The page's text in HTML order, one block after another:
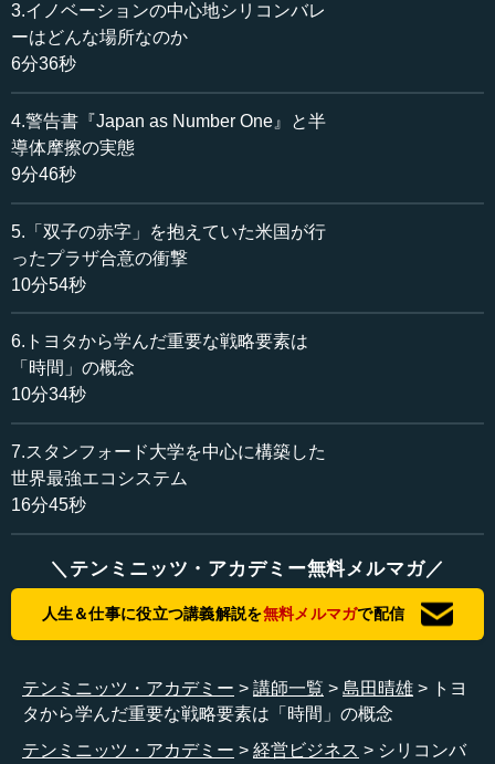
（ボストンコンサルティングが新しい経営理論を構築す
る）一方、非常に成績のいいトヨタに対しても、アメリカ
人は非常に興味がありました。トヨタの生産方式と品質管
理が秘訣なのだというふうに、アメリカでは言われ、あち
らこちらの工場で、「カイゼン」という取り組みを行いま
した。アメリカ企業はもともと「ものつくり」にあまり着
目していなかったのですが、この辺で少し革命が起きたわ
けです。
カリフォルニアにGMのフリーモント工場というところが
あり、労働組合が強くてポンコツになりました。私もこの
ずいぶん見学しましたが、在庫をずっと積み上げていて、
効率が悪すぎたのです。それを高く売りつけ、儲かったら
株式に転換する。それがアメリカの資本主義です。フリー
モント工場も、相当ダメな工場だったのです。
このポンコツ工場が、トヨタがアメリカに進出するとき
の「人質」のように用いられます。トヨタはしょうがない
から使うわけですが、そのときにNUMMI（New United
Motor Manufacturing Incorporated）を設立します。
ボストンコンサルティンググループの三枝氏もここへ勉
強に訪れたようですが、実はここにShimada Researchとい
うグループも入りました。トヨタが再生させた工場という
見学に来るのです。あまりたくさん来るので、トヨタでは1
人3時間を限度に見せており、論文もいろいろ出ていまし
3.イノベーションの中心地シリコンバレ
ーはどんな場所なのか
6分36秒
4.警告書『Japan as Number One』と半
導体摩擦の実態
9分46秒
5.「双子の赤字」を抱えていた米国が行
ったプラザ合意の衝撃
10分54秒
6.トヨタから学んだ重要な戦略要素は
「時間」の概念
10分34秒
7.スタンフォード大学を中心に構築した
世界最強エコシステム
16分45秒
＼テンミニッツ・アカデミー無料メルマガ／
人生＆仕事に役立つ講義解説を無料メルマガで配信
テンミニッツ・アカデミー 講師一覧 島田晴雄
トヨ
タから学んだ重要な戦略要素は「時間」の概念
テンミニッツ・アカデミー
経営ビジネス
シリコンバ